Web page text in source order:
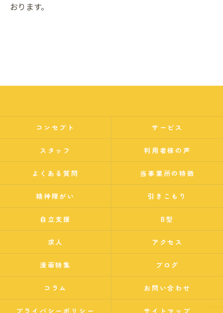
おります。
コンセプト サービス
スタッフ 利用者様の声
よくある質問 当事業所の特徴
精神障がい 引きこもり
自立支援 B型
求人 アクセス
漫画特集 ブログ
コラム お問い合わせ
プライバシーポリシー サイトマップ